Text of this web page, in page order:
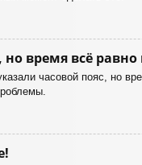
время всё
часовой пояс, но